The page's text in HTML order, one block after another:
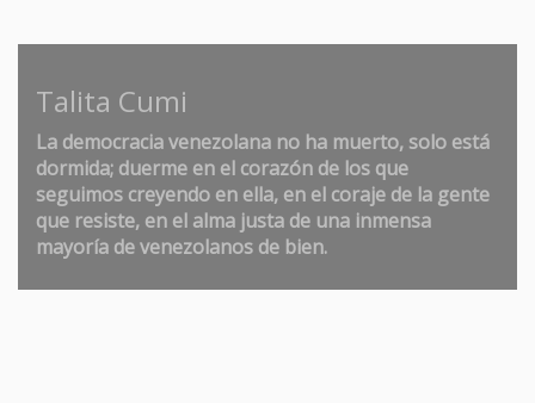
Talita Cumi
La democracia venezolana no ha muerto, solo está
dormida; duerme en el corazón de los que
seguimos creyendo en ella, en el coraje de la gente
que resiste, en el alma justa de una inmensa
mayoría de venezolanos de bien.